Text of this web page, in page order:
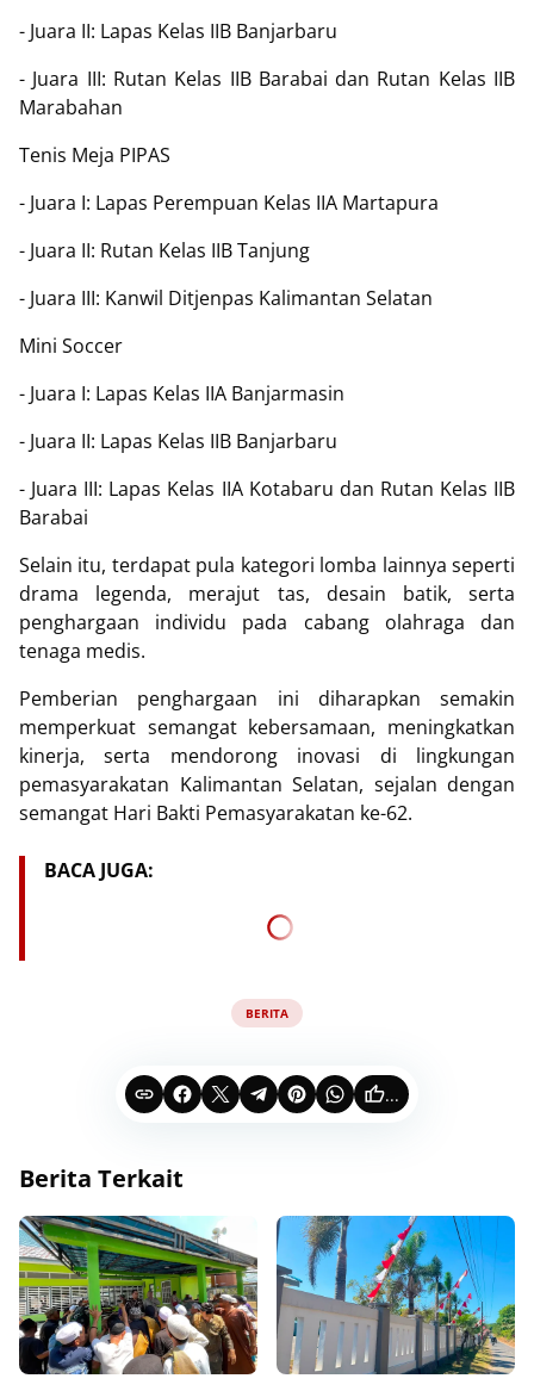
- Juara II: Lapas Kelas IIB Banjarbaru
- Juara III: Rutan Kelas IIB Barabai dan Rutan Kelas IIB
Marabahan
Tenis Meja PIPAS
- Juara I: Lapas Perempuan Kelas IIA Martapura
- Juara II: Rutan Kelas IIB Tanjung
- Juara III: Kanwil Ditjenpas Kalimantan Selatan
Mini Soccer
- Juara I: Lapas Kelas IIA Banjarmasin
- Juara II: Lapas Kelas IIB Banjarbaru
- Juara III: Lapas Kelas IIA Kotabaru dan Rutan Kelas IIB
Barabai
Selain itu, terdapat pula kategori lomba lainnya seperti
drama legenda, merajut tas, desain batik, serta
penghargaan individu pada cabang olahraga dan
tenaga medis.
Pemberian penghargaan ini diharapkan semakin
memperkuat semangat kebersamaan, meningkatkan
kinerja, serta mendorong inovasi di lingkungan
pemasyarakatan Kalimantan Selatan, sejalan dengan
semangat Hari Bakti Pemasyarakatan ke-62.
BACA JUGA:
BERITA
...
Berita Terkait